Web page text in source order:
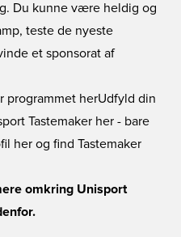
Du kunne være heldig og
teste de nyeste
et sponsorat af
programmet herUdfyld din
Tastemaker her - bare
her og find Tastemaker
omkring Unisport